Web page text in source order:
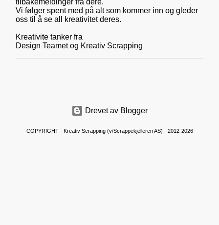
e
g
g
n
n
tilbakemeldinger fra dere.
Vi følger spent med på alt som kommer inn og gleder
oss til å se all kreativitet deres.
Kreativite tanker fra
Design Teamet og Kreativ Scrapping
Drevet av Blogger
COPYRIGHT - Kreativ Scrapping (v/Scrappekjelleren AS) - 2012-2026